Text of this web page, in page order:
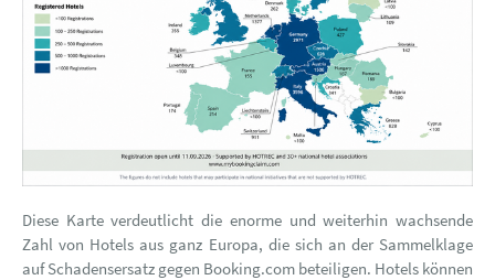
Diese Karte verdeutlicht die enorme und weiterhin wachsende
Zahl von Hotels aus ganz Europa, die sich an der Sammelklage
auf Schadensersatz gegen Booking.com beteiligen. Hotels können